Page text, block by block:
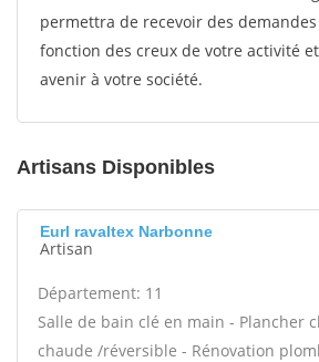
permettra de recevoir des
fonction des creux de votre activité
avenir à votre société.
Artisans Disponibles
Eurl ravaltex Narbonne
Artisan
Département: 11
Salle de bain clé en main - Plancher
chaude /réversible - Rénovation